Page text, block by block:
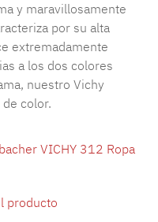
y maravillosamente
por su alta
extremadamente
a los dos colores
nuestro Vichy
color.
VICHY 312 Ropa
producto